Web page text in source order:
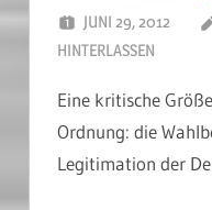
JUNI 29, 2012
HINTERLASSEN
Eine kritische
Ordnung: die
Legitimation der